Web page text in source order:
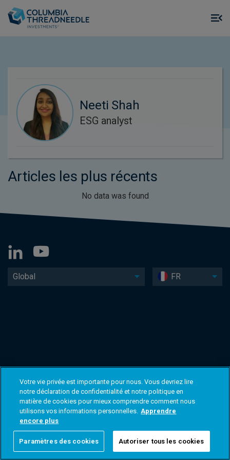
Neeti Shah
ESG analyst
Articles les plus récents
No data was found
Global FR
Votre vie privée est importante pour nous. Vous devriez lire
notre déclaration de confidentialité et notre politique en
matière de cookies pour mieux comprendre comment nous
utilisons vos informations personnelles. Apprendre
encore plus
Paramètres des cookies Autoriser tous les cookies